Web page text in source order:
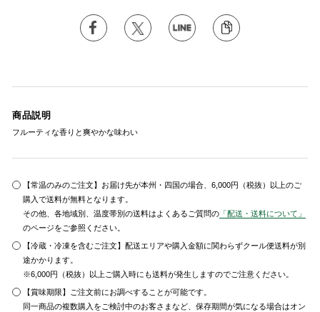
商品説明
フルーティな香りと爽やかな味わい
【常温のみのご注文】お届け先が本州・四国の場合、6,000円（税抜）以上のご
購入で送料が無料となります。
その他、各地域別、温度帯別の送料はよくあるご質問の 「配送・送料について」
のページをご参照ください。
【冷蔵・冷凍を含むご注文】配送エリアや購入金額に関わらずクール便送料が別
途かかります。
※6,000円（税抜）以上ご購入時にも送料が発生しますのでご注意ください。
【賞味期限】ご注文前にお調べすることが可能です。
同一商品の複数購入をご検討中のお客さまなど、保存期間が気になる場合はオン